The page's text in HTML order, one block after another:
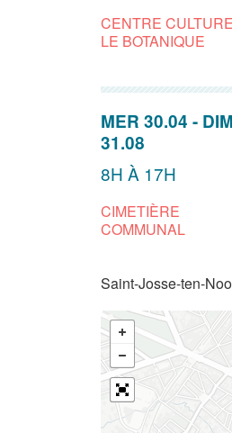
CENTRE
LE BOTANIQUE
MER 30.04 - DIM
31.08
8H À 17H
CIMETIÈRE
COMMUNAL
Saint-Josse-ten-